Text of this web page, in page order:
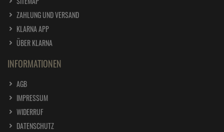
ZAHLUNG UND VERSAND
KLARNA APP
ÜBER KLARNA
INFORMATIONEN
AGB
IMPRESSUM
WIDERRUF
DATENSCHUTZ